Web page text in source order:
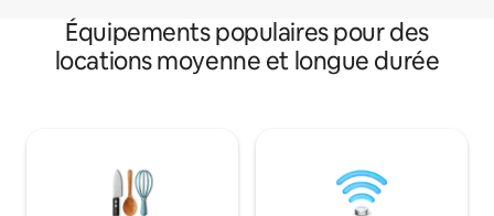
Équipements populaires pour des
locations moyenne et longue durée